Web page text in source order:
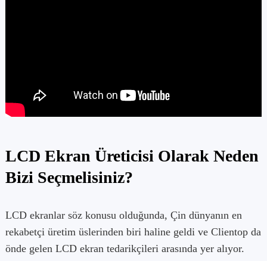
LCD Ekran Üreticisi Olarak Neden
Bizi Seçmelisiniz?
LCD ekranlar söz konusu olduğunda, Çin dünyanın en
rekabetçi üretim üslerinden biri haline geldi ve Clientop da
önde gelen LCD ekran tedarikçileri arasında yer alıyor.